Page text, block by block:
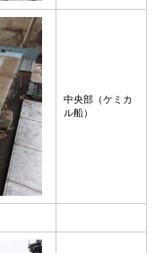
中央部（ケミカ
ル船）